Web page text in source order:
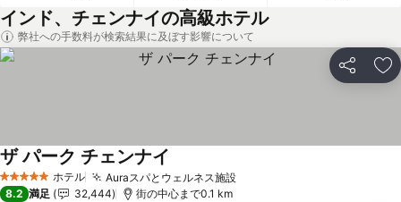
インド、チェンナイの高級ホテル
弊社への手数料が検索結果に及ぼす影響について
シェア お
5 ホテルのランク
ホテル Auraスパとウェルネス施設
ザ パーク チェンナイ
8.2 満足 32,444 街の中心まで0.1 km